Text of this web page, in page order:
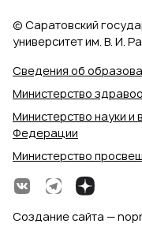
Сведения об
Министерство
Министерство науки и
Федерации
Министерство
© Саратовский
университет им. В. И.
Создание сайта —